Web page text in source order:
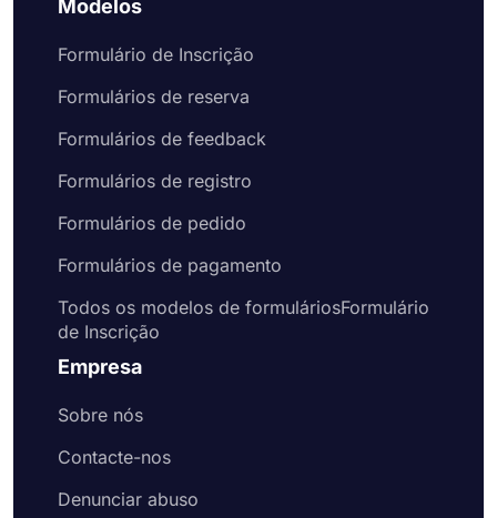
Modelos
Formulário de Inscrição
Formulários de reserva
Formulários de feedback
Formulários de registro
Formulários de pedido
Formulários de pagamento
Todos os modelos de formuláriosFormulário
de Inscrição
Empresa
Sobre nós
Contacte-nos
Denunciar abuso